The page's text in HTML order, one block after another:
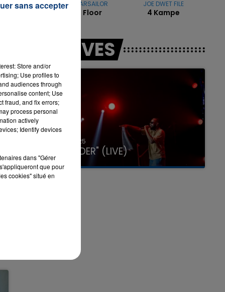
OFENBACH & STARSAILOR
Four To The Floor
JOE DWET FILE
4 Kampe
LES LIVES
31 janvier 2025
GIMS "SPIDER" (LIVE)
Store and/or
Use profiles to
audiences through
content; Use
fraud, and fix errors;
process personal
actively
Identify devices
dans "Gérer
que pour
cookies" situé en
sans accepter